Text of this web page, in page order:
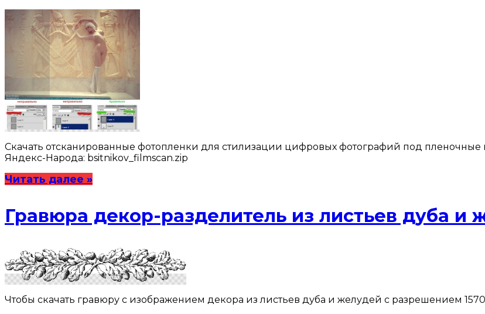
Скачать отсканированные фотопленки для стилизации цифровых фотографий под
Яндекс-Народа: bsitnikov_filmscan.zip
Читать далее »
Гравюра декор-разделитель из листьев дуба и
Чтобы скачать гравюру с изображением декора из листьев дуба и желудей с разрешением